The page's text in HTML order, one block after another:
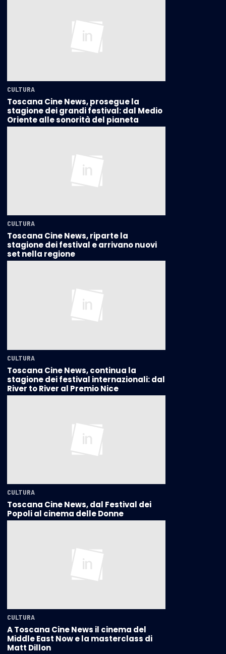
CULTURA
Toscana Cine News, prosegue la
stagione dei grandi festival: dal Medio
Oriente alle sonorità del pianeta
CULTURA
Toscana Cine News, riparte la
stagione dei festival e arrivano nuovi
set nella regione
CULTURA
Toscana Cine News, continua la
stagione dei festival internazionali: dal
River to River al Premio Nice
CULTURA
Toscana Cine News, dal Festival dei
Popoli al cinema delle Donne
CULTURA
A Toscana Cine News il cinema del
Middle East Now e la masterclass di
Matt Dillon